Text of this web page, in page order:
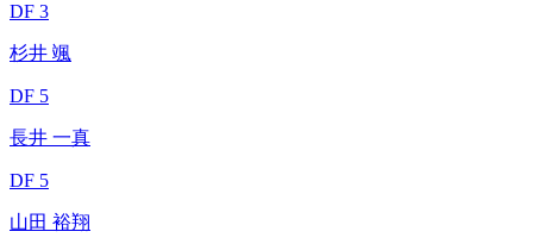
DF 3
杉井 颯
DF 5
長井 一真
DF 5
山田 裕翔